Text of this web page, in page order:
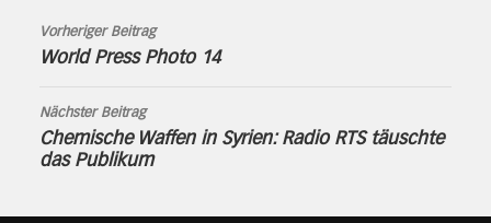
Vorheriger Beitrag
World Press Photo 14
Nächster Beitrag
Chemische Waffen in Syrien: Radio RTS täuschte
das Publikum